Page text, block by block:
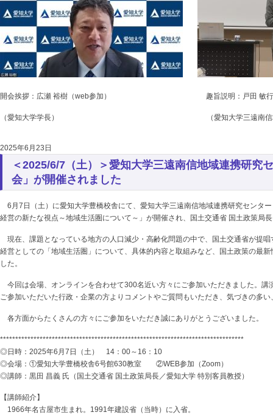
開会挨拶：広瀬 裕樹（web参加） 趣旨説明：戸田 敏行
（愛知大学学長） （愛知大学三遠南信地域連携
2025年6月23日
＜2025/6/7（土）＞愛知大学三遠南信地域連携研究
会」が開催されました
6月7日（土）に愛知大学豊橋校舎にて、愛知大学三遠南信地域連携研究センタ
経営の新たな視点～地域生活圏について～」が開催され、国土交通省 国土政策局
現在、課題となっている地方の人口減少・高齢化問題の中で、国土交通省が提
経営としての「地域生活圏」について、具体的内容と取組みなど、国土政策の最
した。
今回は会場、オンラインを合わせて300名近い方々にご参加いただきました。講
ご参加いただいた行政・企業の方よりコメントやご質問もいただき、気づきの多
各方面からたくさんの方々にご参加をいただき誠にありがとうございました。
********************************************************************************
◎日時：2025年6月7日（土） 14：00～16：10
◎会場：①愛知大学豊橋校舎6号館630教室 ②WEB参加（Zoom）
◎講師：黒田 昌義 氏（国土交通省 国土政策局長／愛知大学 特別客員教授）
【講師紹介】
1966年名古屋市生まれ。1991年建設省（当時）に入省。